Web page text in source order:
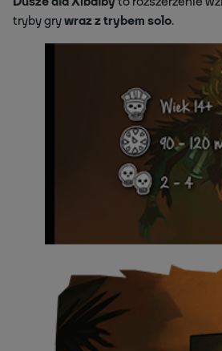
tryby grywraz z trybem solo.